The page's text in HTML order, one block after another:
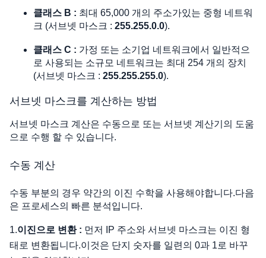
클래스 B : 최대 65,000 개의 주소가있는 중형 네트워
크 (서브넷 마스크 : 255.255.0.0).
클래스 C : 가정 또는 소기업 네트워크에서 일반적으
로 사용되는 소규모 네트워크는 최대 254 개의 장치
(서브넷 마스크 : 255.255.255.0).
서브넷 마스크를 계산하는 방법
서브넷 마스크 계산은 수동으로 또는 서브넷 계산기의 도움
으로 수행 할 수 있습니다.
수동 계산
수동 부분의 경우 약간의 이진 수학을 사용해야합니다.다음
은 프로세스의 빠른 분석입니다.
1.이진으로 변환 : 먼저 IP 주소와 서브넷 마스크는 이진 형
태로 변환됩니다.이것은 단지 숫자를 일련의 0과 1로 바꾸